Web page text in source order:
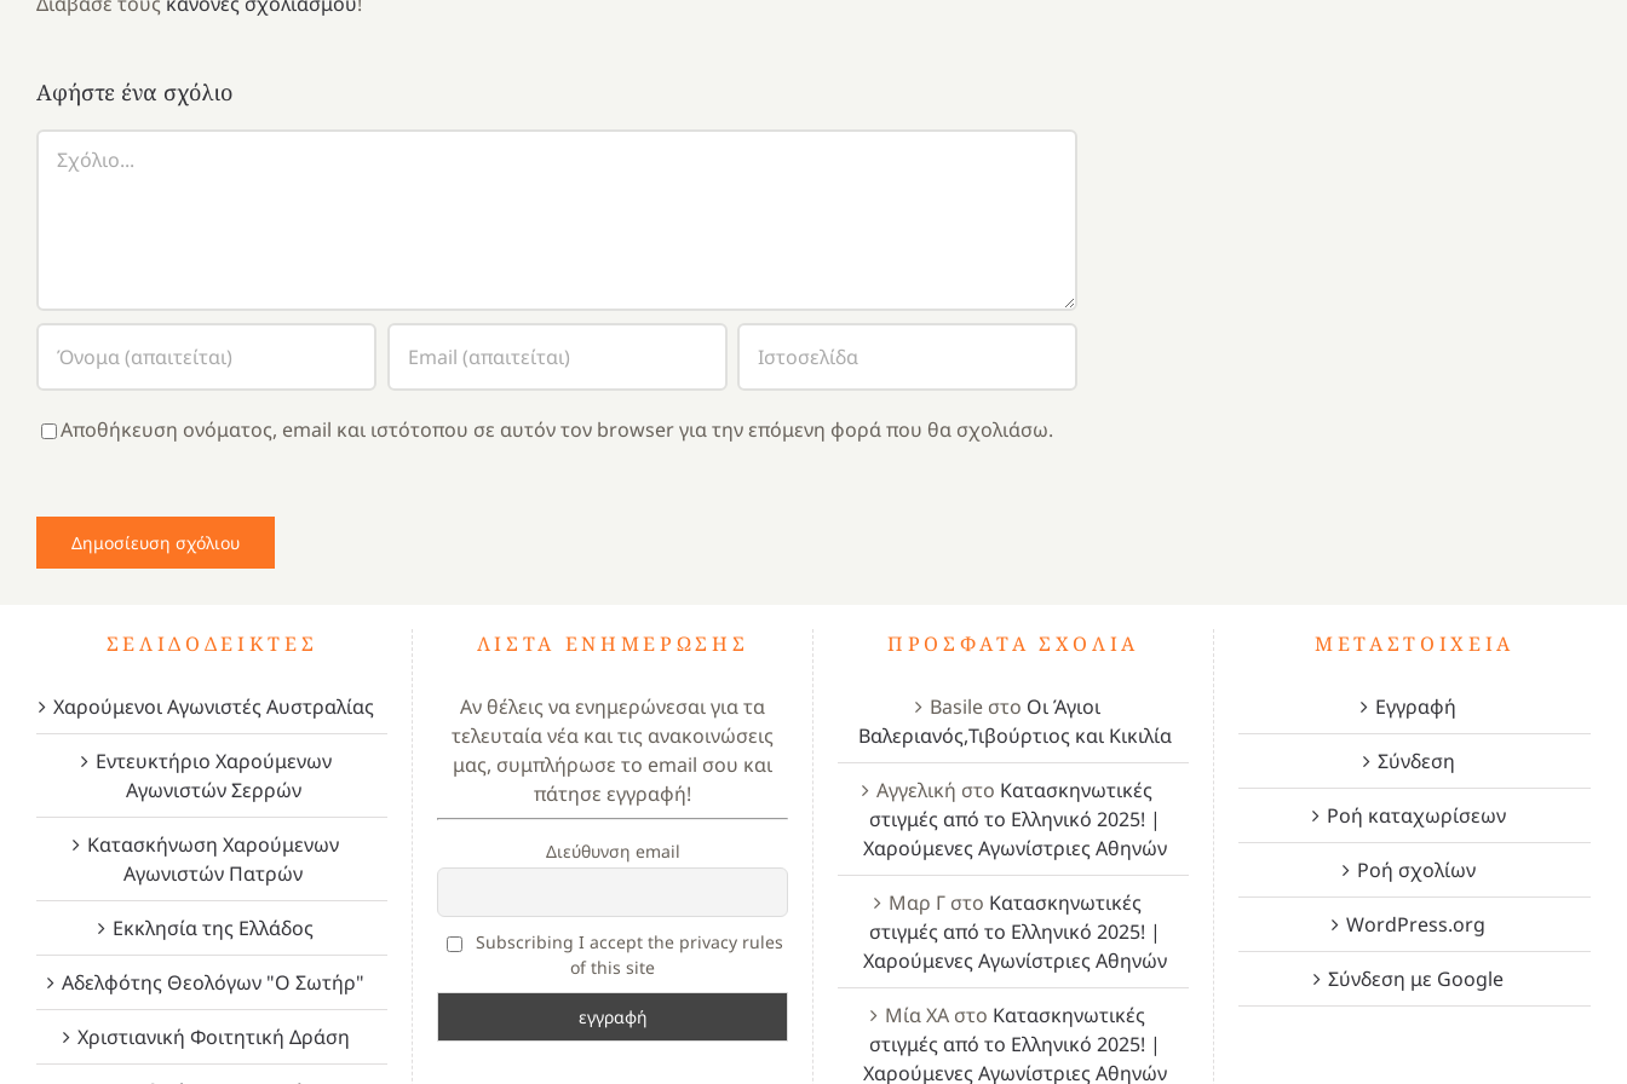
Αφήστε ένα σχόλιο
Αποθήκευση ονόματος, email και ιστότοπου σε αυτόν τον browser για την επόμενη φορά που θα σχολιάσω.
ΣΕΛΙΔΟΔΕΊΚΤΕΣ
Χαρούμενοι Αγωνιστές Αυστραλίας
Εντευκτήριο Χαρούμενων
Αγωνιστών Σερρών
Κατασκήνωση Χαρούμενων
Αγωνιστών Πατρών
Εκκλησία της Ελλάδος
Αδελφότης Θεολόγων "Ο Σωτήρ"
Χριστιανική Φοιτητική Δράση
ΛΊΣΤΑ ΕΝΗΜΈΡΩΣΗΣ
Αν θέλεις να ενημερώνεσαι για τα
τελευταία νέα και τις ανακοινώσεις
μας, συμπλήρωσε το email σου και
πάτησε εγγραφή!
Διεύθυνση email
Subscribing I accept the privacy rules
of this site
ΠΡΌΣΦΑΤΑ ΣΧΌΛΙΑ
Basileστο Οι Άγιοι
Βαλεριανός,Τιβούρτιος και Κικιλία
Αγγελική στο Κατασκηνωτικές
στιγμές από το Ελληνικό 2025! |
Χαρούμενες Αγωνίστριες Αθηνών
Μαρ Γστο Κατασκηνωτικές
στιγμές από το Ελληνικό 2025! |
Χαρούμενες Αγωνίστριες Αθηνών
Μία ΧΑστο Κατασκηνωτικές
στιγμές από το Ελληνικό 2025! |
Χαρούμενες Αγωνίστριες Αθηνών
ΜΕΤΑΣΤΟΙΧΕΊΑ
Εγγραφή
Σύνδεση
Ροή καταχωρίσεων
Ροή σχολίων
WordPress.org
Σύνδεση με Google